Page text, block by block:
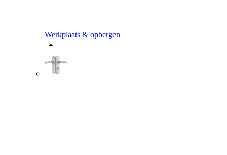
Werkplaats & opbergen